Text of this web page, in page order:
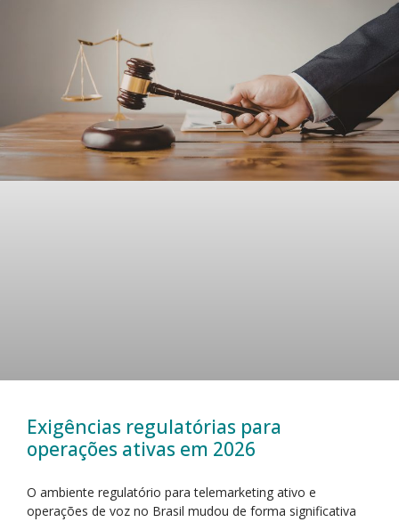
Exigências regulatórias para
operações ativas em 2026
O ambiente regulatório para telemarketing ativo e
operações de voz no Brasil mudou de forma significativa